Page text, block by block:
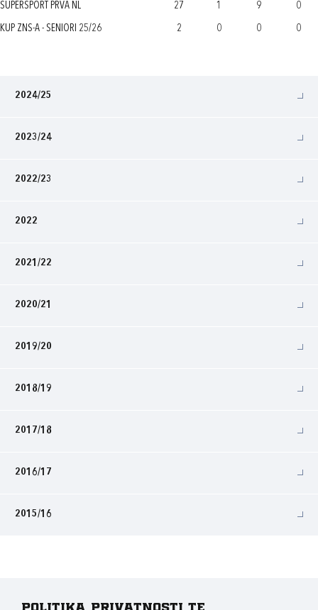
SUPERSPORT PRVA NL 27 1 9 0
KUP ZNS-A - SENIORI 25/26 2 0 0 0
2024/25
2023/24
2022/23
2022
2021/22
2020/21
2019/20
2018/19
2017/18
2016/17
2015/16